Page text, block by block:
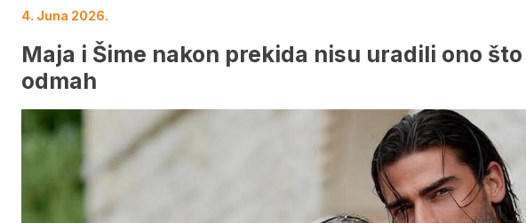
4. Juna 2026.
Maja i Šime nakon prekida nisu uradili ono
odmah